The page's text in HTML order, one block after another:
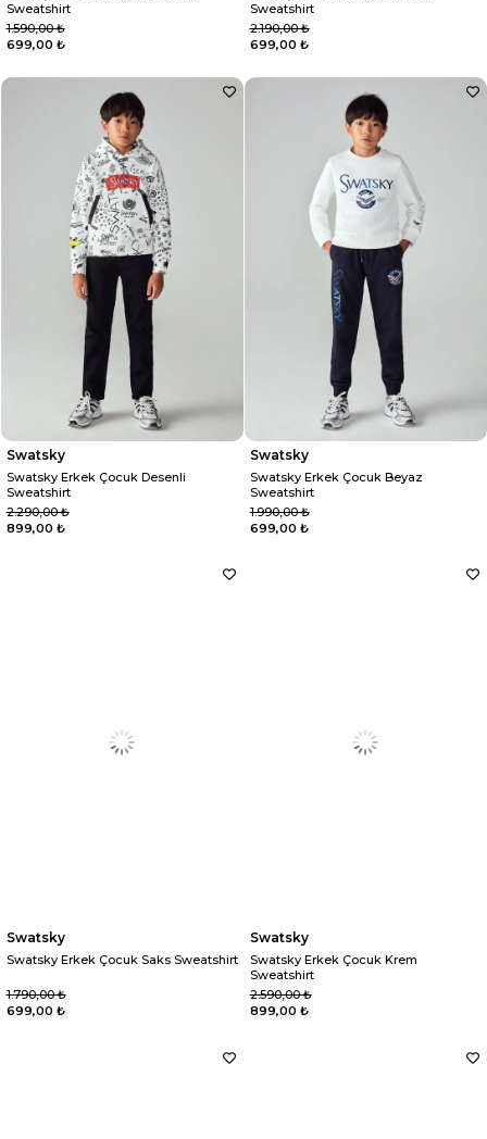
Sweatshirt
699,00 ₺
1.590,00 ₺
Sweatshirt
699,00 ₺
2.190,00 ₺
Swatsky
Swatsky Erkek Çocuk Desenli
Sweatshirt
899,00 ₺
2.290,00 ₺
Swatsky
Swatsky Erkek Çocuk Beyaz
Sweatshirt
699,00 ₺
1.990,00 ₺
Swatsky
Swatsky Erkek Çocuk Saks Sweatshirt
699,00 ₺
1.790,00 ₺
Swatsky
Swatsky Erkek Çocuk Krem
Sweatshirt
899,00 ₺
2.590,00 ₺